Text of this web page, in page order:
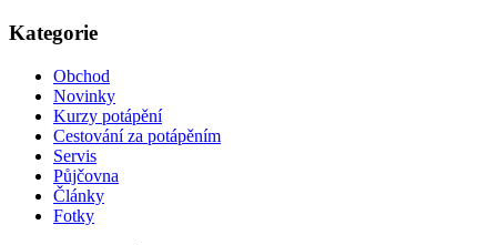
Kategorie
Obchod
Novinky
Kurzy potápění
Cestování za potápěním
Servis
Půjčovna
Články
Fotky